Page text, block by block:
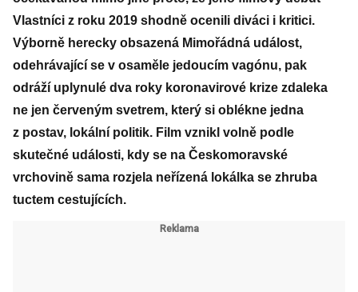
Vlastníci z roku 2019 shodně ocenili diváci i kritici.
Výborně herecky obsazená Mimořádná událost,
odehrávající se v osaměle jedoucím vagónu, pak
odráží uplynulé dva roky koronavirové krize zdaleka
ne jen červeným svetrem, který si oblékne jedna
z postav, lokální politik. Film vznikl volně podle
skutečné události, kdy se na Českomoravské
vrchovině sama rozjela neřízená lokálka se zhruba
tuctem cestujících.